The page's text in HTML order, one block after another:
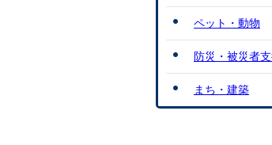
ペット・動物
防災・被災者
まち・建築